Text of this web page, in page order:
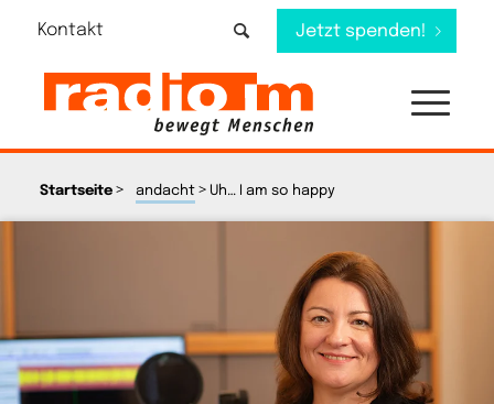
Kontakt Jetzt spenden!
Startseite> andacht> Uh… I am so happy